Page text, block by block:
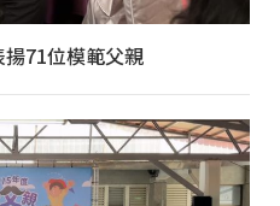
71位模範父親